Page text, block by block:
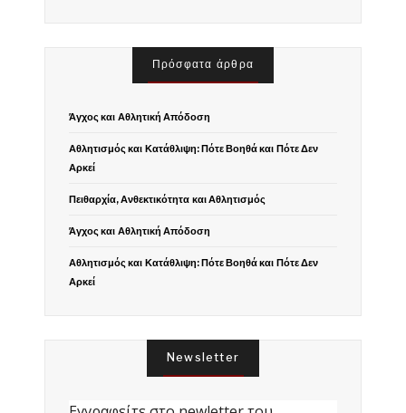
Πρόσφατα άρθρα
Άγχος και Αθλητική Απόδοση
Αθλητισμός και Κατάθλιψη: Πότε Βοηθά και Πότε Δεν
Αρκεί
Πειθαρχία, Ανθεκτικότητα και Αθλητισμός
Άγχος και Αθλητική Απόδοση
Αθλητισμός και Κατάθλιψη: Πότε Βοηθά και Πότε Δεν
Αρκεί
Newsletter